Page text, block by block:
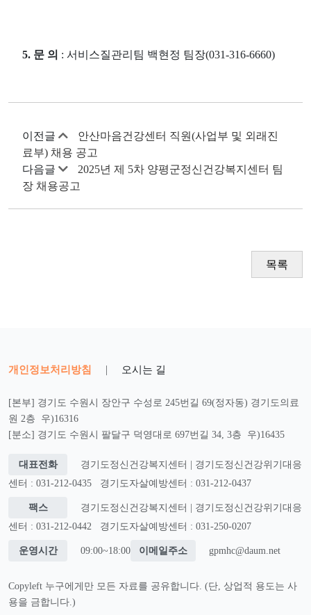
5. 문 의 : 서비스질관리팀 백현정 팀장(031-316-6660)
이전글
안산마음건강센터 직원(사업부 및 외래진
료부) 채용 공고
다음글
2025년 제 5차 양평군정신건강복지센터 팀
장 채용공고
목록
개인정보처리방침 | 오시는 길
[본부] 경기도 수원시 장안구 수성로 245번길 69(정자동) 경기도의료
원 2층 우)16316
[분소] 경기도 수원시 팔달구 덕영대로 697번길 34, 3층 우)16435
대표전화
경기도정신건강복지센터 | 경기도정신건강위기대응
센터 : 031-212-0435
경기도자살예방센터 : 031-212-0437
팩스
경기도정신건강복지센터 | 경기도정신건강위기대응
센터 : 031-212-0442
경기도자살예방센터 : 031-250-0207
운영시간 09:00~18:00 이메일주소 gpmhc@daum.net
Copyleft 누구에게만 모든 자료를 공유합니다. (단, 상업적 용도는 사
용을 금합니다.)